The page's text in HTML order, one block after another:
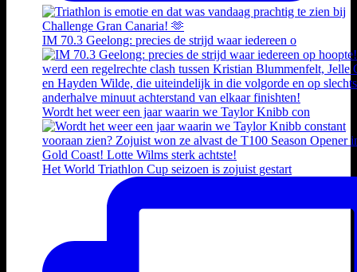
IM 70.3 Geelong: precies de strijd waar iedereen o
Wordt het weer een jaar waarin we Taylor Knibb con
Het World Triathlon Cup seizoen is zojuist gestart